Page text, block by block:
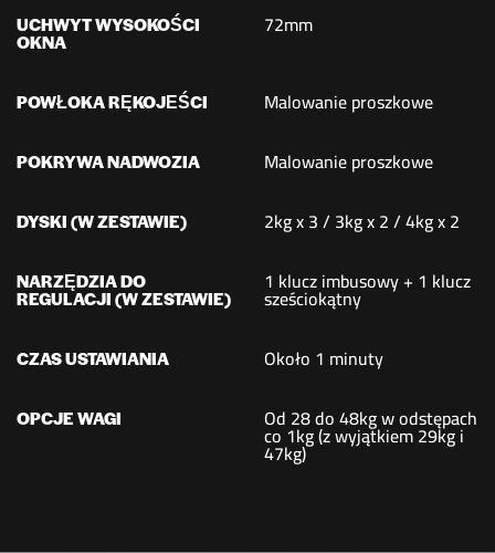
UCHWYT WYSOKOŚCI
OKNA
72mm
POWŁOKA RĘKOJEŚCI Malowanie proszkowe
POKRYWA NADWOZIA Malowanie proszkowe
DYSKI (W ZESTAWIE) 2kg x 3 / 3kg x 2 / 4kg x 2
NARZĘDZIA DO
REGULACJI (W ZESTAWIE)
1 klucz imbusowy + 1 klucz
sześciokątny
CZAS USTAWIANIA Około 1 minuty
OPCJE WAGI Od 28 do 48kg w odstępach
co 1kg (z wyjątkiem 29kg i
47kg)